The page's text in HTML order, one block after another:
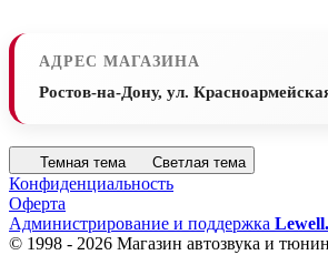
АДРЕС МАГАЗИНА
Ростов-на-Дону, ул.
Темная тема Светлая тема
Конфиденциальность
Оферта
Администрирование и поддержка
© 1998 - 2026 Магазин автозвука и